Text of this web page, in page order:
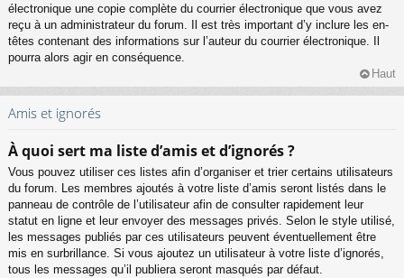
électronique une copie complète du courrier électronique que vous avez
reçu à un administrateur du forum. Il est très important d’y inclure les en-
têtes contenant des informations sur l’auteur du courrier électronique. Il
pourra alors agir en conséquence.
Haut
Amis et ignorés
À quoi sert ma liste d’amis et d’ignorés ?
Vous pouvez utiliser ces listes afin d’organiser et trier certains utilisateurs
du forum. Les membres ajoutés à votre liste d’amis seront listés dans le
panneau de contrôle de l’utilisateur afin de consulter rapidement leur
statut en ligne et leur envoyer des messages privés. Selon le style utilisé,
les messages publiés par ces utilisateurs peuvent éventuellement être
mis en surbrillance. Si vous ajoutez un utilisateur à votre liste d’ignorés,
tous les messages qu’il publiera seront masqués par défaut.